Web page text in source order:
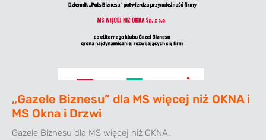
„Gazele Biznesu” dla MS więcej niż OKNA i
MS Okna i Drzwi
Gazele Biznesu dla MS więcej niż OKNA.